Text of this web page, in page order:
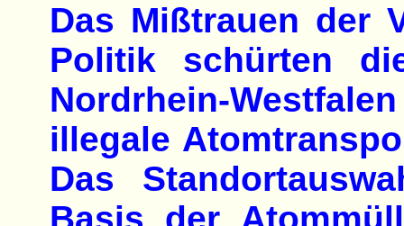
Das Mißtrauen der
Politik schürten
Nordrhein-
illegale
Das